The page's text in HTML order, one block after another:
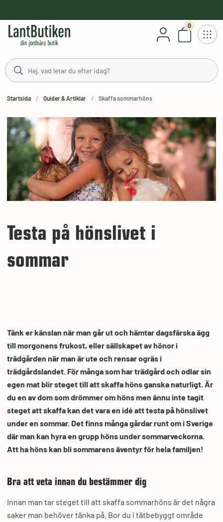
0
Antal
Startsida Guider & Artiklar Skaffa sommarhöns
Testa på hönslivet i
sommar
Tänk er känslan när man går ut och hämtar dagsfärska ägg
till morgonens frukost, eller sällskapet av hönor i
trädgården när man är ute och rensar ogräs i
trädgårdslandet. För många som har trädgård och odlar sin
egen mat blir steget till att skaffa höns ganska naturligt. Är
du en av dom som drömmer om höns men ännu inte tagit
steget att skaffa kan det vara en idé att testa på hönslivet
under en sommar. Det finns många gårdar runt om i Sverige
där man kan hyra en grupp höns under sommarveckorna.
Att ha höns kan bli sommarens äventyr för hela familjen!
Bra att veta innan du bestämmer dig
Innan man tar steget till att skaffa sommarhöns är det några
saker man behöver tänka på. Bor du i tätbebyggt område